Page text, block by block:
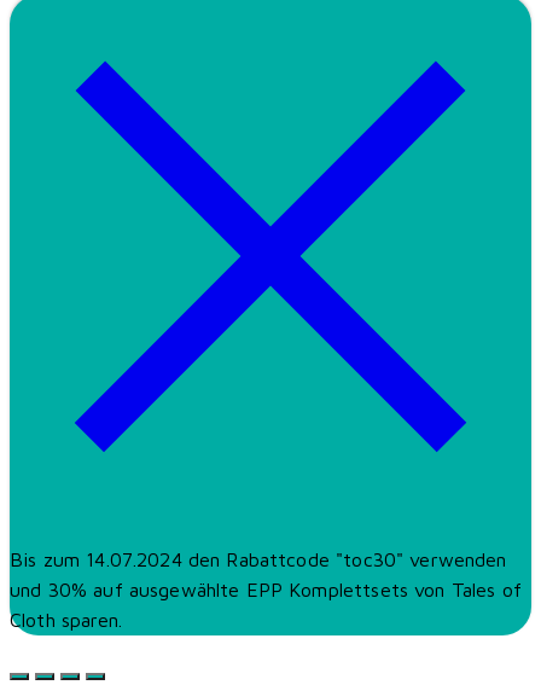
Bis zum 14.07.2024 den Rabattcode "toc30" verwenden
und 30% auf ausgewählte EPP Komplettsets von Tales of
Cloth sparen.